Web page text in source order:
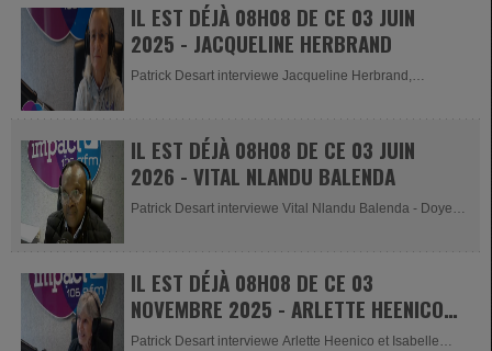
IL EST DÉJÀ 08H08 DE CE 03 JUIN
2025 - JACQUELINE HERBRAND
Patrick Desart interviewe Jacqueline Herbrand,
IL EST DÉJÀ 08H08 DE CE 03 JUIN
2026 - VITAL NLANDU BALENDA
Patrick Desart interviewe Vital Nlandu Balenda - Doyen
IL EST DÉJÀ 08H08 DE CE 03
NOVEMBRE 2025 - ARLETTE HEENICO
ET ISABELLE COLIN
Patrick Desart interviewe Arlette Heenico et Isabelle